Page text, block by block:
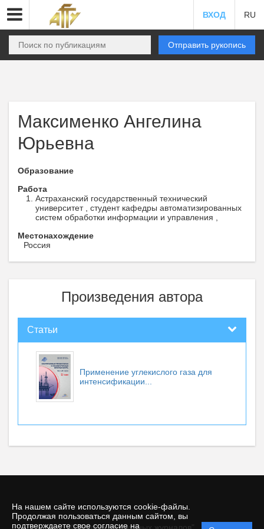
На нашем сайте используются cookie-файлы.
Продолжая пользоваться данным сайтом, вы
подтверждаете свое согласие на
ВХОД RU
Отправить рукопись
Максименко Ангелина
Юрьевна
Образование
Работа
Астраханский государственный технический
университет , студент кафедры автоматизированных
систем обработки информации и управления ,
Местонахождение
Россия
Произведения автора
Статьи
Применение углекислого газа для
интенсификации...